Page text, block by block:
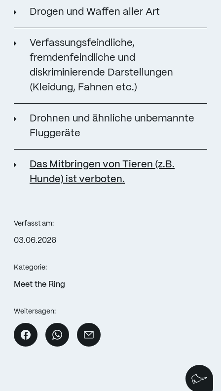
Drogen und Waffen aller Art
Verfassungsfeindliche,
fremdenfeindliche und
diskriminierende Darstellungen
(Kleidung, Fahnen etc.)
Drohnen und ähnliche unbemannte
Fluggeräte
Das Mitbringen von Tieren (z.B.
Hunde) ist verboten.
Verfasst am:
03.06.2026
Kategorie:
Meet the Ring
Weitersagen: